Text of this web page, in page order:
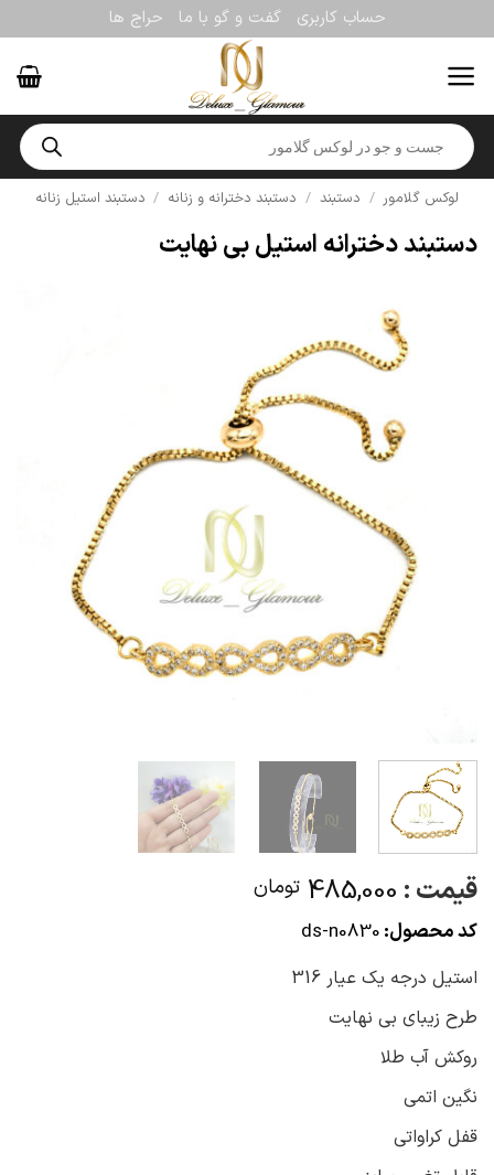
to
content
حساب کاربری گفت و گو با ما حراج ها
Products
search
لوکس گلامور / دستبند / دستبند دخترانه و زنانه / دستبند استیل زنانه
دستبند دخترانه استیل بی نهایت
قیمت : 485,000 تومان
کد محصول:ds-n0830
استیل درجه یک عیار 316
طرح زیبای بی نهایت
روکش آب طلا
نگین اتمی
قفل کراواتی